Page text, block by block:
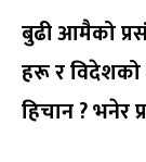
बुढी आमैको
हरू र विदेशको
हिचान ? भनेर